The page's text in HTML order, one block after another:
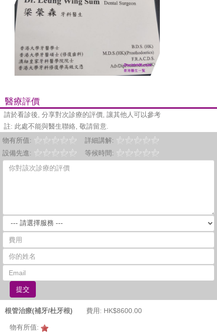
醫療評價
請於看診後, 分享對次診療的評價, 讓其他人可以參考
註: 此處不能與醫生聯絡, 敬請留意.
物有所值:
詳細講解:
設備先進:
等候時間:
提交
根管治療(補牙/杜牙根) 費用: HK$8600.00
物有所值: